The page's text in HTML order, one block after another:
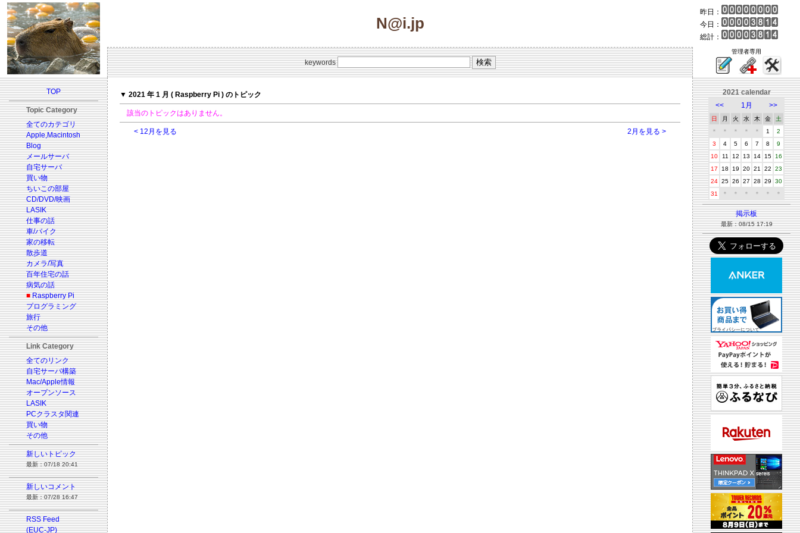
N@i.jp
昨日：
今日：
総計：
keywords
管理者専用
TOP
Topic Category
全てのカテゴリ
Apple,Macintosh
Blog
メールサーバ
自宅サーバ
買い物
ちいこの部屋
CD/DVD/映画
LASIK
仕事の話
車/バイク
家の移転
散歩道
カメラ/写真
百年住宅の話
病気の話
■ Raspberry Pi
プログラミング
旅行
その他
Link Category
全てのリンク
自宅サーバ構築
Mac/Apple情報
オープンソース
LASIK
PCクラスタ関連
買い物
その他
新しいトピック
最新：07/18 20:41
新しいコメント
最新：07/28 16:47
RSS Feed
(EUC-JP)
▼ 2021 年 1 月 ( Raspberry Pi ) のトピック
該当のトピックはありません。
< 12月を見る 2月を見る >
2021 calendar
<<
1月 >>
日 月 火 水 木 金
土
＊
＊ ＊ ＊ ＊ 1
2
3
4 5 6 7 8
9
10
11 12 13 14 15
16
17
18 19 20 21 22
23
24 25 26 27 28 29
30
31
＊ ＊ ＊ ＊ ＊ ＊
掲示板
最新：08/15 17:19